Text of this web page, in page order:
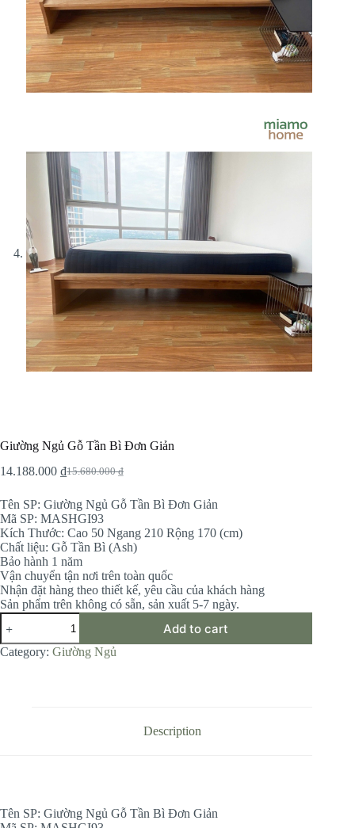
Giường Ngủ Gỗ Tần Bì Đơn Giản
15.680.000₫
Original
was:
15.680.000 ₫.
14.188.000 ₫
Current
is:
14.188.000 ₫.
Tên SP: Giường Ngủ Gỗ Tần Bì Đơn Giản
Mã SP: MASHGI93
Kích Thước: Cao 50 Ngang 210 Rộng 170 (cm)
Chất liệu: Gỗ Tần Bì (Ash)
Bảo hành 1 năm
Vận chuyển tận nơi trên toàn quốc
Nhận đặt hàng theo thiết kế, yêu cầu của khách hàng
Sản phẩm trên không có sẵn, sản xuất 5-7 ngày.
Giường
Ngủ
Gỗ
Tần
Add to cart
Category: Giường Ngủ
Description
Tên SP: Giường Ngủ Gỗ Tần Bì Đơn Giản